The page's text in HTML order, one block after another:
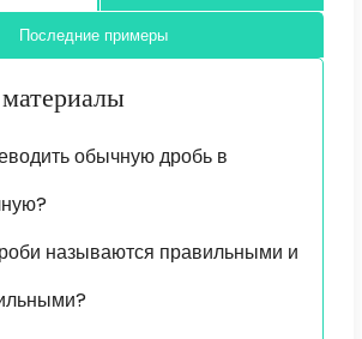
Последние примеры
обычную дробь в
называются правильными и